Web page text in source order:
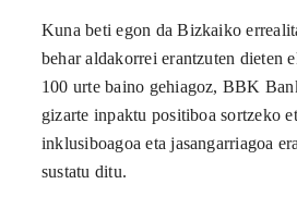
Kuna beti egon da Bizkaiko
behar aldakorrei erantzuten dieten
100 urte baino gehiagoz, BBK
gizarte inpaktu positiboa sortzeko
inklusiboagoa eta jasangarriagoa
sustatu ditu.